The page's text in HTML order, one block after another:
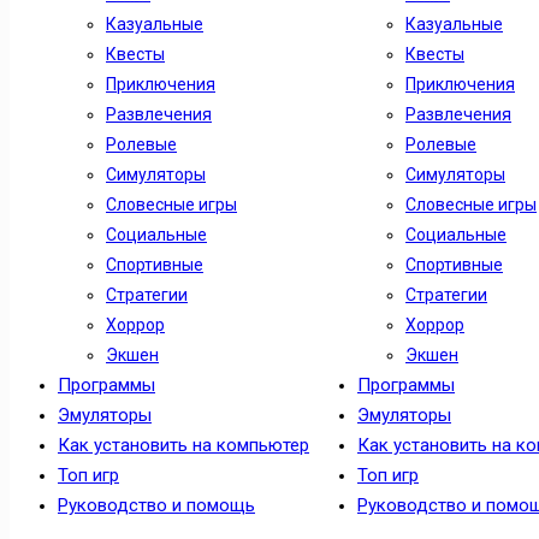
Казуальные
Квесты
Приключения
Развлечения
Ролевые
Симуляторы
Словесные игры
Социальные
Спортивные
Стратегии
Хоррор
Экшен
Программы
Эмуляторы
Как установить на компьютер
Топ игр
Руководство и помощь
Казуальные
Квесты
Приключения
Развлечения
Ролевые
Симуляторы
Словесные игры
Социальные
Спортивные
Стратегии
Хоррор
Экшен
Программы
Эмуляторы
Как установить на
Топ игр
Руководство и